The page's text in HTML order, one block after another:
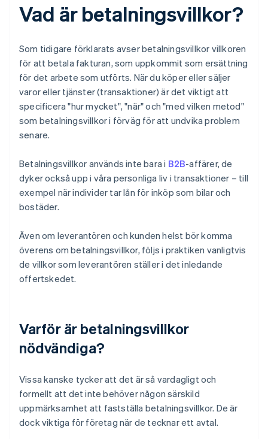
Vad är betalningsvillkor?
Som tidigare förklarats avser betalningsvillkor villkoren
för att betala fakturan, som uppkommit som ersättning
för det arbete som utförts. När du köper eller säljer
varor eller tjänster (transaktioner) är det viktigt att
specificera "hur mycket", "när" och "med vilken metod"
som betalningsvillkor i förväg för att undvika problem
senare.
Betalningsvillkor används inte bara i B2B-affärer, de
dyker också upp i våra personliga liv i transaktioner – till
exempel när individer tar lån för inköp som bilar och
bostäder.
Även om leverantören och kunden helst bör komma
överens om betalningsvillkor, följs i praktiken vanligtvis
de villkor som leverantören ställer i det inledande
offertskedet.
Varför är betalningsvillkor
nödvändiga?
Vissa kanske tycker att det är så vardagligt och
formellt att det inte behöver någon särskild
uppmärksamhet att fastställa betalningsvillkor. De är
dock viktiga för företag när de tecknar ett avtal.